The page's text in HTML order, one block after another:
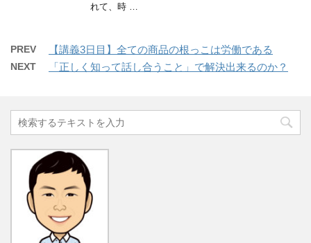
れて、時 …
PREV 【講義3日目】全ての商品の根っこは労働である
NEXT 「正しく知って話し合うこと」で解決出来るのか？